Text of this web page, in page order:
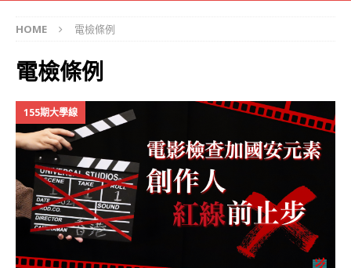
HOME 電檢條例
電檢條例
155期大學線